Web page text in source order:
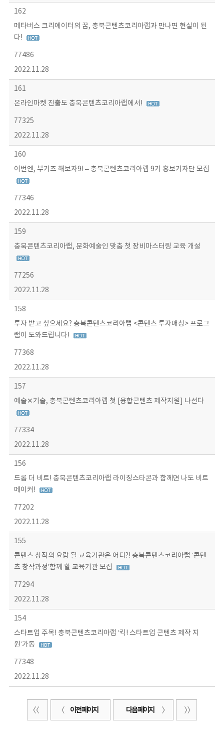
162
메타버스 크리에이터의 꿈, 충북콘텐츠코리아랩과 만나면 현실이 된
다!
77486
2022.11.28
161
온라인마켓 진출도 충북콘텐츠코리아랩에서!
77325
2022.11.28
160
이번엔, 부기즈 해보자9! – 충북콘텐츠코리아랩 9기 홍보기자단 모집
77346
2022.11.28
159
충북콘텐츠코리아랩, 문화예술인 맞춤 첫 장비마스터링 교육 개설
77256
2022.11.28
158
투자 받고 싶으세요? 충북콘텐츠코리아랩 <콘텐츠 투자매칭> 프로그
램이 도와드립니다!
77368
2022.11.28
157
예술✕기술, 충북콘텐츠코리아랩 첫 [융합콘텐츠 제작지원] 나선다
77334
2022.11.28
156
드롭 더 비트! 충북콘텐츠코리아랩 라이징스타콘과 함께면 나도 비트
메이커!
77202
2022.11.28
155
콘텐츠 창작의 요람 될 교육기관은 어디?! 충북콘텐츠코리아랩 ‘콘텐
츠 창작과정’함께 할 교육기관 모집
77294
2022.11.28
154
스타트업 주목! 충북콘텐츠코리아랩 ‘킥! 스타트업 콘텐츠 제작 지
원’가동
77348
2022.11.28
이전 페이지 다음 페이지